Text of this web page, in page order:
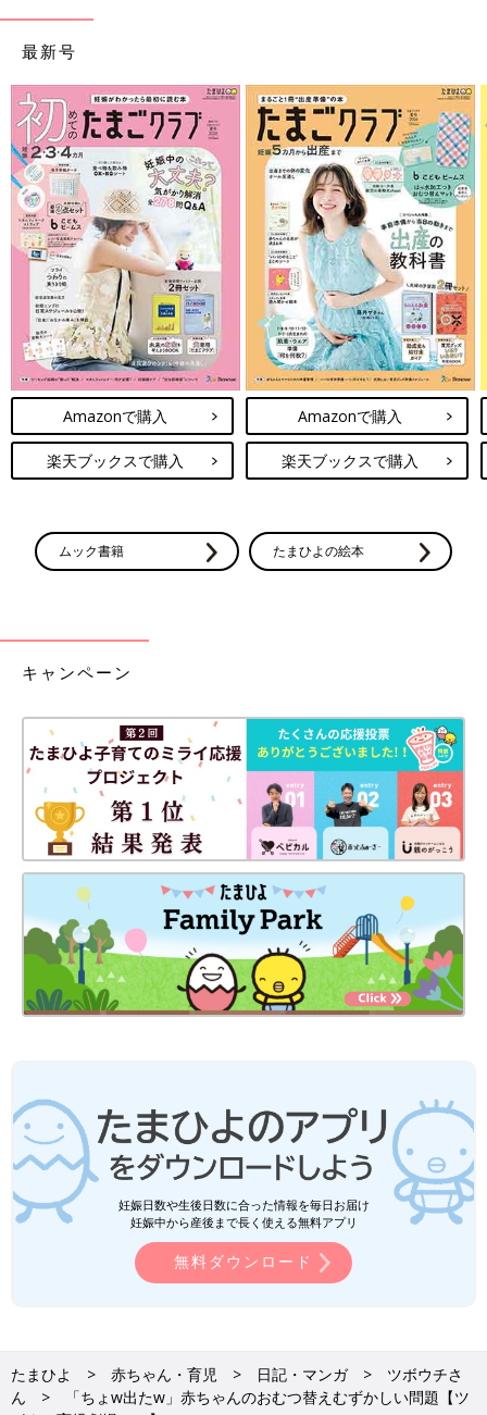
最新号
Amazonで購入
楽天ブックスで購入
Amazonで購入
楽天ブックスで購入
ムック書籍 たまひよの絵本
キャンペーン
妊娠日数や生後日数に合った情報を毎日お届け
妊娠中から産後まで長く使える無料アプリ
無料ダウンロード
たまひよ 赤ちゃん・育児 日記・マンガ
ツボウチさ
ん
「ちょw出たw」赤ちゃんのおむつ替えむずかしい問題【ツ